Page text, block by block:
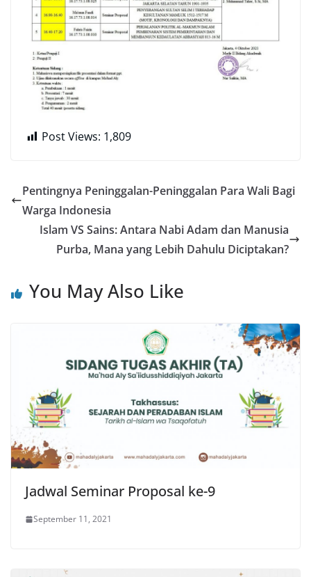
Post Views: 1,809
Pentingnya Peninggalan-Peninggalan Para Wali Bagi
Warga Indonesia
Islam VS Sains: Antara Nabi Adam dan Manusia
Purba, Mana yang Lebih Dahulu Diciptakan?
You May Also Like
Jadwal Seminar Proposal ke-9
September 11, 2021